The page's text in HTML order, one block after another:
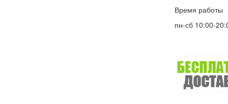
Время работы
пн-сб 10:00-